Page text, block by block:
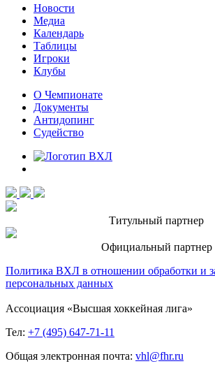
Новости
Медиа
Календарь
Таблицы
Игроки
Клубы
О Чемпионате
Документы
Антидопинг
Судейство
Титульный партнер
Официальный партнер
Политика ВХЛ в отношении обработки и
персональных данных
Ассоциация «Высшая хоккейная лига»
Тел: +7 (495) 647-71-11
Общая электронная почта: vhl@fhr.ru